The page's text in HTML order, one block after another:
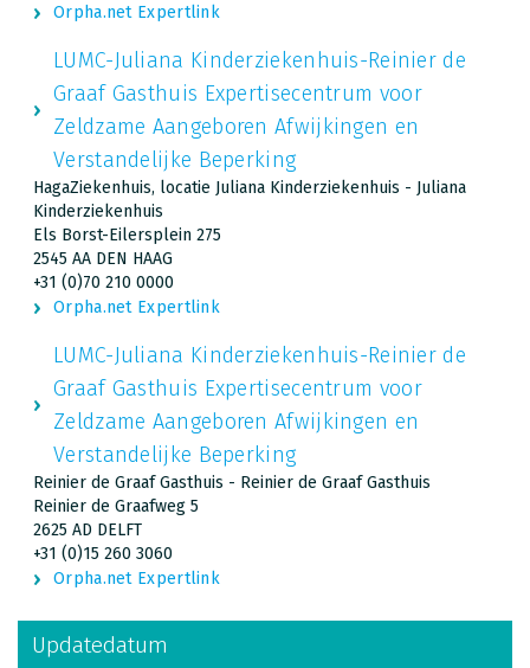
Orpha.net Expertlink
LUMC-Juliana Kinderziekenhuis-Reinier de
Graaf Gasthuis Expertisecentrum voor
Zeldzame Aangeboren Afwijkingen en
Verstandelijke Beperking
HagaZiekenhuis, locatie Juliana Kinderziekenhuis - Juliana
Kinderziekenhuis
Els Borst-Eilersplein 275
2545 AA DEN HAAG
+31 (0)70 210 0000
Orpha.net Expertlink
LUMC-Juliana Kinderziekenhuis-Reinier de
Graaf Gasthuis Expertisecentrum voor
Zeldzame Aangeboren Afwijkingen en
Verstandelijke Beperking
Reinier de Graaf Gasthuis - Reinier de Graaf Gasthuis
Reinier de Graafweg 5
2625 AD DELFT
+31 (0)15 260 3060
Orpha.net Expertlink
Updatedatum